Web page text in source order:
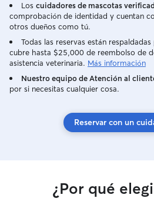
Los cuidadores de mascotas
comprobación de identidad y cuentan
otros dueños como tú.
Todas las reservas están
cubre hasta $25,000 de reembolso de
asistencia veterinaria. Más información
Nuestro equipo de Atención al
por si necesitas cualquier cosa.
Reservar con un
¿Por qué